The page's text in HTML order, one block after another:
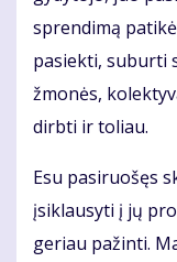
sprendimą
pasiekti, suburti
žmonės,
dirbti ir toliau.
Esu pasiruošęs
įsiklausyti į jų
geriau pažinti.